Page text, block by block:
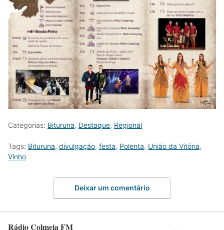
Categorias: Bituruna, Destaque, Regional
Tags: Bituruna, divulgação, festa, Polenta, União da Vitória,
Vinho
Deixar um comentário
Rádio Colmeia FM